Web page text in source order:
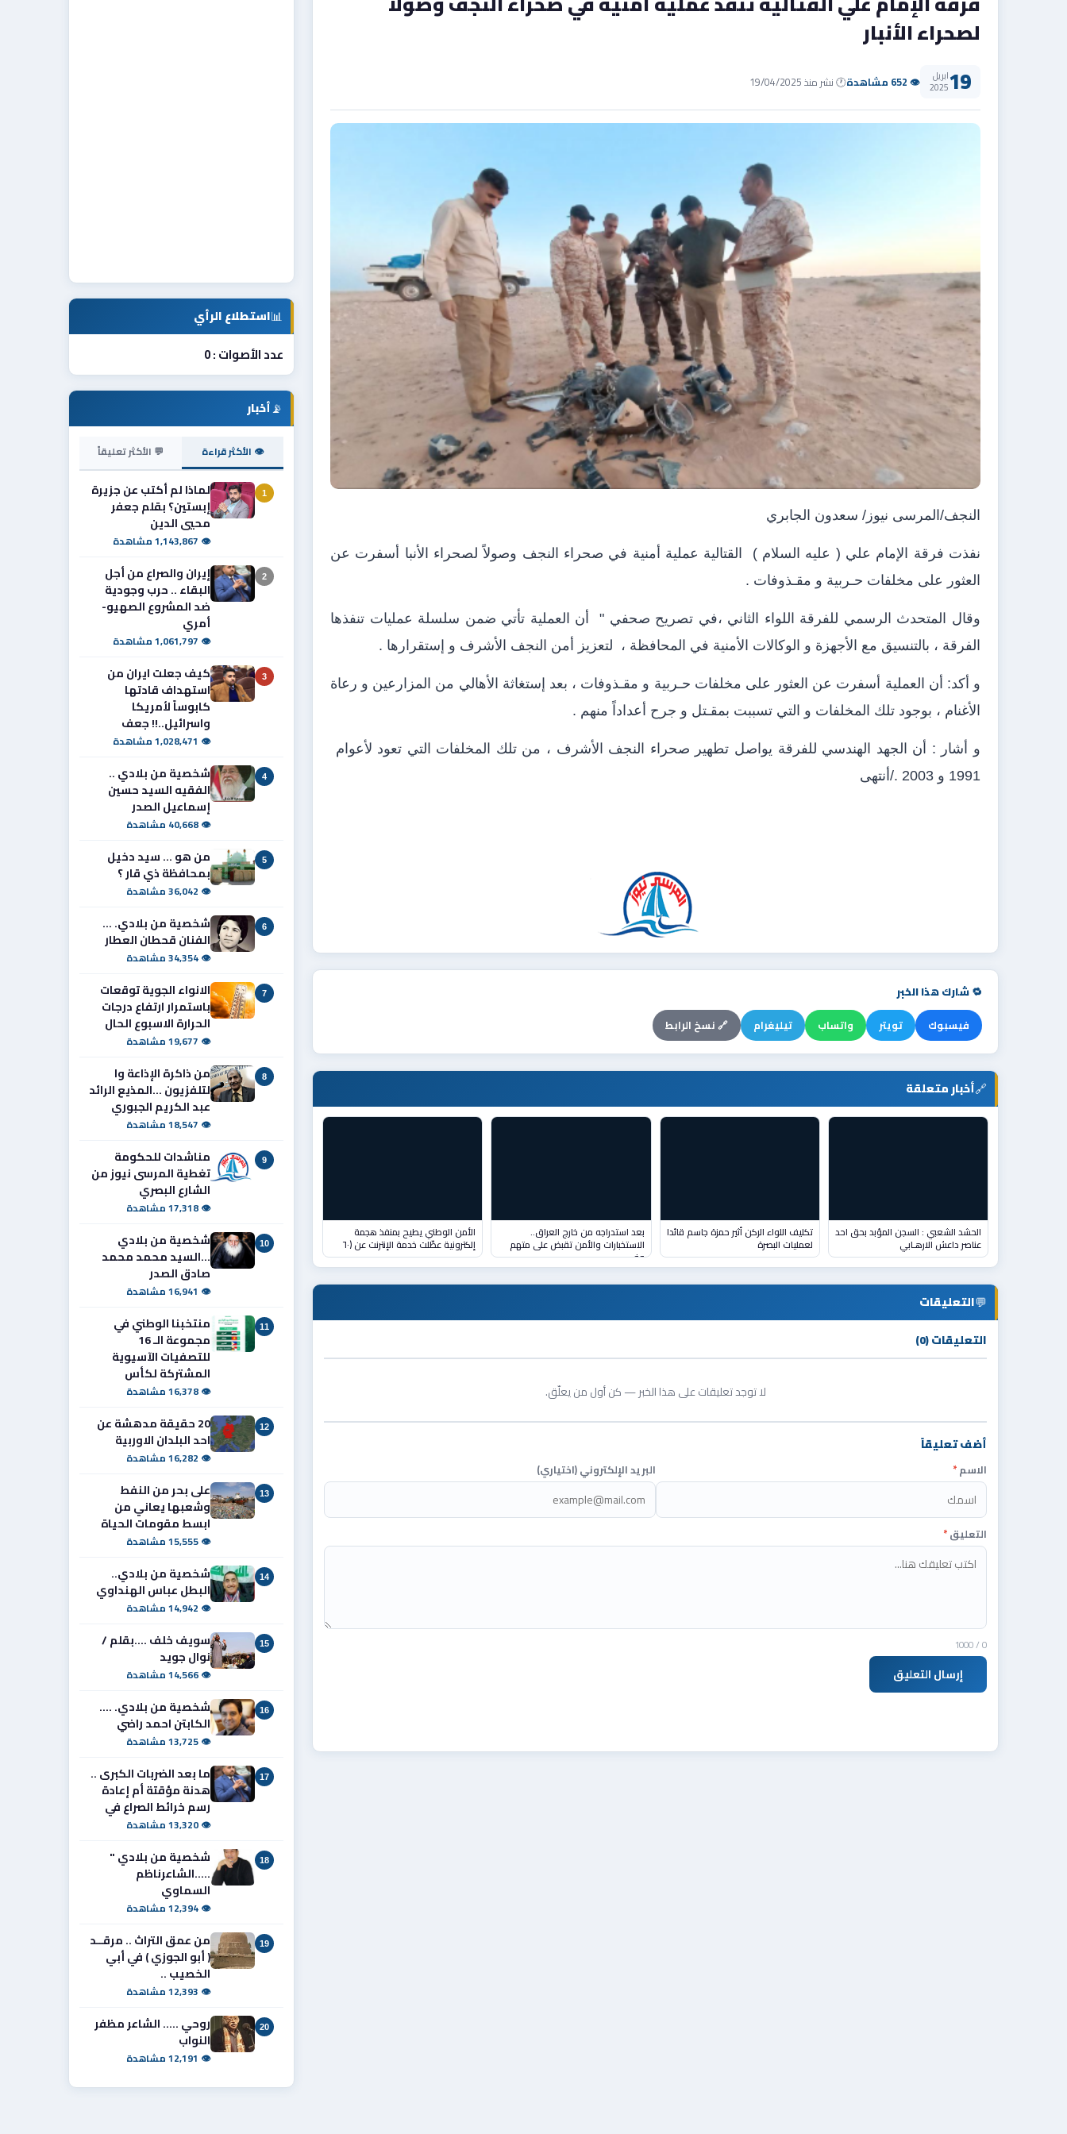
لصحراء الأنبار
19ابريل
2025 👁 652 مشاهدة 🕐 نشر منذ 19/04/2025
النجف/المرسى نيوز/ سعدون الجابري
نفذت فرقة الإمام علي ( عليه السلام )
القتالية عملية أمنية في صحراء النجف وصولاً لصحراء الأنبا أسفرت عن
العثور على مخلفات حـربية و مقـذوفات .
وقال المتحدث الرسمي للفرقة اللواء الثاني ،في تصريح صحفي "
أن العملية تأتي ضمن سلسلة عمليات تنفذها
الفرقة ، بالتنسيق مع الأجهزة و الوكالات الأمنية في المحافظة ،
لتعزيز أمن النجف الأشرف و إستقرارها .
و أكد: أن العملية أسفرت عن العثور على مخلفات حـربية و مقـذوفات ، بعد إستغاثة الأهالي من المزارعين و رعاة
الأغنام ، بوجود تلك المخلفات و التي تسببت بمقـتل و جرح أعداداً منهم .
و أشار : أن الجهد الهندسي للفرقة يواصل تطهير صحراء النجف الأشرف ، من تلك المخلفات التي تعود لأعوام
1991 و 2003 ./أنتهى
🔁 شارك هذا الخبر
فيسبوك تويتر واتساب تيليغرام 🔗 نسخ الرابط
🔗أخبار متعلقة
الحشد الشعبي : السجن المؤبد بحق احد
عناصر داعش الارهـابي
تكليف اللواء الركن أثير حمزة جاسم قائدا
لعمليات البصرة
بعد استدراجه من خارج العراق..
الاستخبارات والأمن تقبض على متهم
وف
الأمن الوطني يطيح بمنفذ هجمة
إلكترونية عطّلت خدمة الإنترنت عن (٦٠
💬التعليقات
التعليقات (0)
لا توجد تعليقات على هذا الخبر — كن أول من يعلّق.
أضف تعليقاً
الاسم* البريد الإلكتروني (اختياري)
التعليق*
0
/ 1000
إرسال التعليق
📊استطلاع الرأي
عدد الأصوات : 0
📡أخبار
👁 الأكثر قراءة 💬 الأكثر تعليقاً
1
لماذا لم أكتب عن جزيرة
إبستين؟ بقلم جعفر
محيي الدين
👁 1,143,867 مشاهدة
2
إيران والصراع من أجل
البقاء .. حرب وجودية
ضد المشروع الصهيو-
أمري
👁 1,061,797 مشاهدة
3
كيف جعلت ايران من
استهداف قادتها
كابوساً لأمريكا
واسرائيل..!! جعف
👁 1,028,471 مشاهدة
4
شخصية من بلادي ..
الفقيه السيد حسين
إسماعيل الصدر
👁 40,668 مشاهدة
5
من هو ... سيد دخيل
بمحافظة ذي قار ؟
👁 36,042 مشاهدة
6
شخصية من بلادي. ...
الفنان قحطان العطار
👁 34,354 مشاهدة
7
الانواء الجوية توقعات
باستمرار ارتفاع درجات
الحرارة الاسبوع الحال
👁 19,677 مشاهدة
8
من ذاكرة الإذاعة وا
لتلفزيون ...المذيع الرائد
عبد الكريم الجبوري
👁 18,547 مشاهدة
9
مناشدات للحكومة
تغطية المرسى نيوز من
الشارع البصري
👁 17,318 مشاهدة
10
شخصية من بلادي
...السيد محمد محمد
صادق الصدر
👁 16,941 مشاهدة
11
منتخبنا الوطني في
مجموعة الـ 16
للتصفيات الآسيوية
المشتركة لكأس
👁 16,378 مشاهدة
12
20 حقيقة مدهشة عن
احد البلدان الاوربية
👁 16,282 مشاهدة
13
على بحر من النفط
وشعبها يعاني من
ابسط مقومات الحياة
👁 15,555 مشاهدة
14
شخصية من بلادي..
البطل عباس الهنداوي
👁 14,942 مشاهدة
15
سويف خلف ....بقلم /
نوال جويد
👁 14,566 مشاهدة
16
شخصية من بلادي. ....
الكابتن احمد راضي
👁 13,725 مشاهدة
17
ما بعد الضربات الكبرى ..
هدنة مؤقتة أم إعادة
رسم خرائط الصراع في
👁 13,320 مشاهدة
18
شخصية من بلادي "
.....الشاعرناظم
السماوي
👁 12,394 مشاهدة
19
من عمق التراث .. مرقــد
( أبو الجوزي ) في أبي
الخصيب ..
👁 12,393 مشاهدة
20
روحي ..... الشاعر مظفر
النواب
👁 12,191 مشاهدة